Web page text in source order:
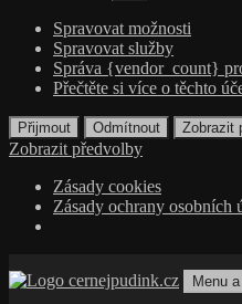
Spravovat možnosti
Spravovat služby
Správa {vendor_count}
Přečtěte si více o těchto
Přijmout Odmítnout Zobrazit
Zobrazit předvolby
Zásady cookies
Zásady ochrany osobních
k
Menu